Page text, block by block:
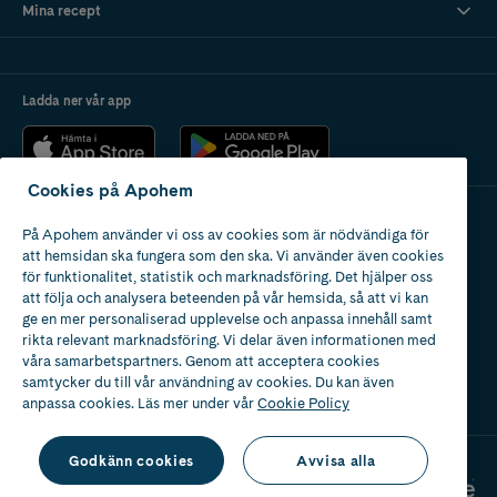
livsstil, och att rekommenderad daglig dos inte bör överskridas.
Mina recept
Ladda ner vår app
Apotek med tillstånd
av Läkemedelsverket
Cookies på Apohem
På Apohem använder vi oss av cookies som är nödvändiga för
att hemsidan ska fungera som den ska. Vi använder även cookies
för funktionalitet, statistik och marknadsföring. Det hjälper oss
att följa och analysera beteenden på vår hemsida, så att vi kan
ge en mer personaliserad upplevelse och anpassa innehåll samt
rikta relevant marknadsföring. Vi delar även informationen med
våra samarbetspartners. Genom att acceptera cookies
samtycker du till vår användning av cookies. Du kan även
anpassa cookies. Läs mer under vårCookie Policy
Godkänn cookies Avvisa alla